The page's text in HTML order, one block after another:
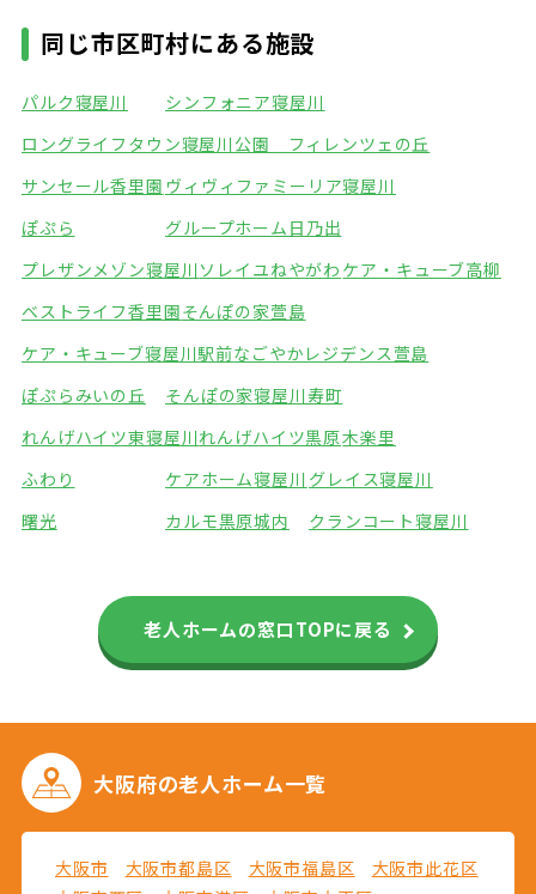
同じ市区町村にある施設
パルク寝屋川
シンフォニア寝屋川
ロングライフタウン寝屋川公園 フィレンツェの丘
サンセール香里園 ヴィヴィファミーリア寝屋川
ぽぷら
グループホーム日乃出
プレザンメゾン寝屋川 ソレイユねやがわ ケア・キューブ高柳
ベストライフ香里園そんぽの家萱島
ケア・キューブ寝屋川駅前なごやかレジデンス萱島
ぽぷらみいの丘
そんぽの家寝屋川寿町
れんげハイツ東寝屋川れんげハイツ黒原木楽里
ふわり
ケアホーム寝屋川 グレイス寝屋川
曙光
カルモ黒原城内 クランコート寝屋川
老人ホームの窓口TOPに戻る
大阪府の老人ホーム一覧
大阪市 大阪市都島区 大阪市福島区
大阪市此花区